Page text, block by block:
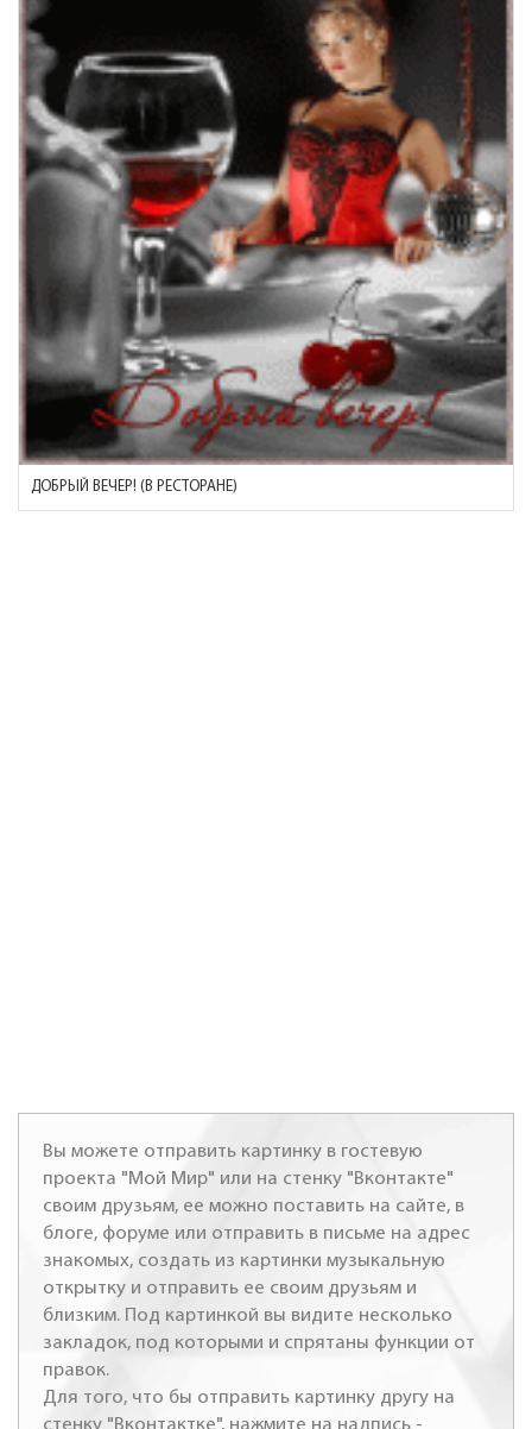
ДОБРЫЙ ВЕЧЕР! (В РЕСТОРАНЕ)
Вы можете отправить картинку в гостевую
проекта "Мой Мир" или на стенку "Вконтакте"
своим друзьям, ее можно поставить на сайте, в
блоге, форуме или отправить в письме на адрес
знакомых, создать из картинки музыкальную
открытку и отправить ее своим друзьям и
близким. Под картинкой вы видите несколько
закладок, под которыми и спрятаны функции от
правок.
Для того, что бы отправить картинку другу на
стенку "Вконтактке", нажмите на надпись -